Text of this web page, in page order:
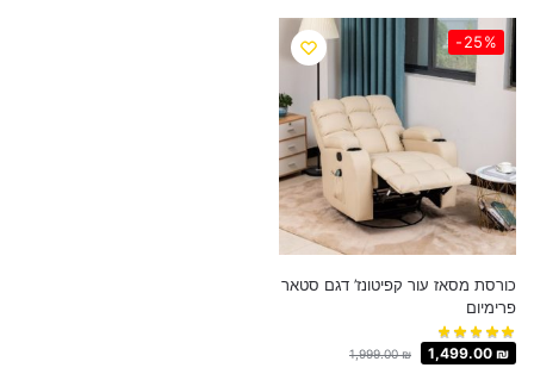
-25%
כורסת מסאז עור קפיטונז’ דגם סטאר
פרימיום
1,999.00₪ 1,499.00 ₪